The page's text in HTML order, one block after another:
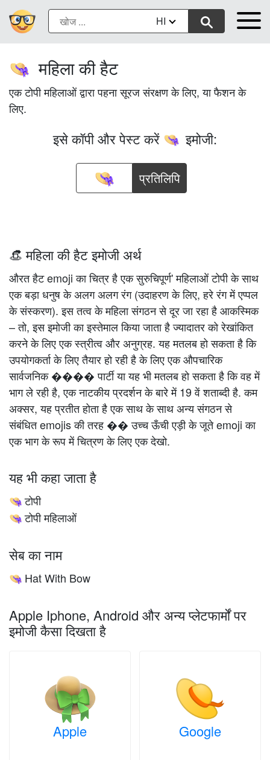
HI
👒 महिला की हैट
एक टोपी महिलाओं द्वारा पहना सूरज संरक्षण के लिए, या फैशन के
लिए.
इसे कॉपी और पेस्ट करें 👒 इमोजी:
प्रतिलिपि
👒 महिला की हैट इमोजी अर्थ
औरत हैट emoji का चित्र है एक सुरुचिपूर्ण' महिलाओं टोपी के साथ
एक बड़ा धनुष के अलग अलग रंग (उदाहरण के लिए, हरे रंग में एप्पल
के संस्करण). इस तत्व के महिला संगठन से दूर जा रहा है आकस्मिक
– तो, इस इमोजी का इस्तेमाल किया जाता है ज्यादातर को रेखांकित
करने के लिए एक स्त्रीत्व और अनुग्रह. यह मतलब हो सकता है कि
उपयोगकर्ता के लिए तैयार हो रही है के लिए एक औपचारिक
सार्वजनिक ���� पार्टी या यह भी मतलब हो सकता है कि वह में
भाग ले रही है, एक नाटकीय प्रदर्शन के बारे में 19 वें शताब्दी है. कम
अक्सर, यह प्रतीत होता है एक साथ के साथ अन्य संगठन से
संबंधित emojis की तरह �� उच्च ऊँची एड़ी के जूते emoji का
एक भाग के रूप में चित्रण के लिए एक देखो.
यह भी कहा जाता है
👒 टोपी
👒 टोपी महिलाओं
सेब का नाम
👒 Hat With Bow
Apple Iphone, Android और अन्य प्लेटफार्मों पर
इमोजी कैसा दिखता है
Apple Google